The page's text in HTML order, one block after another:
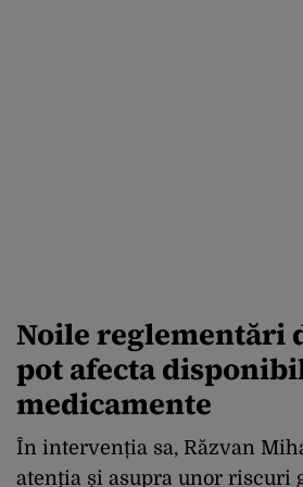
Noile reglementări
pot afecta
medicamente
În intervenția sa, Răzvan
atenția și asupra unor riscuri